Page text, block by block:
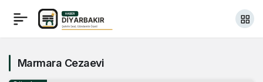
Marmara Cezaevi